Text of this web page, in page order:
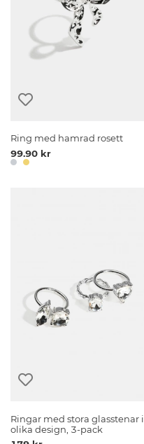
Ring med hamrad rosett
99.90 kr
Ringar med stora glasstenar i
olika design, 3-pack